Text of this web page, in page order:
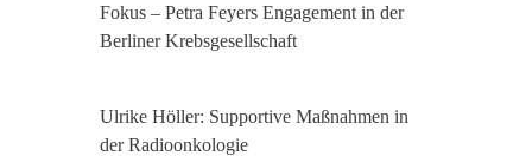
Fokus – Petra Feyers Engagement in der
Berliner Krebsgesellschaft
Ulrike Höller: Supportive Maßnahmen in
der Radioonkologie